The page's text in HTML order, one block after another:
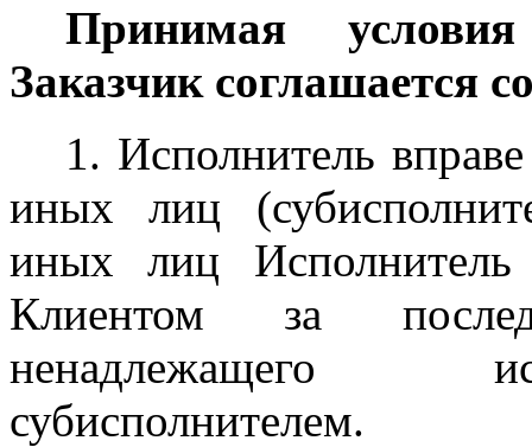
Принимая
Заказчик соглашается
1. Исполнитель
иных лиц
иных лиц Исполнитель
Клиентом за
ненадлежащего
субисполнителем.